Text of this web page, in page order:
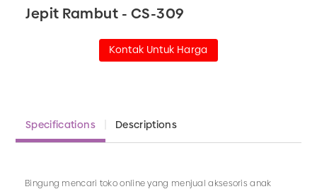
Jepit Rambut - CS-309
Kontak Untuk Harga
Specifications Descriptions
Bingung mencari toko online yang menjual aksesoris anak